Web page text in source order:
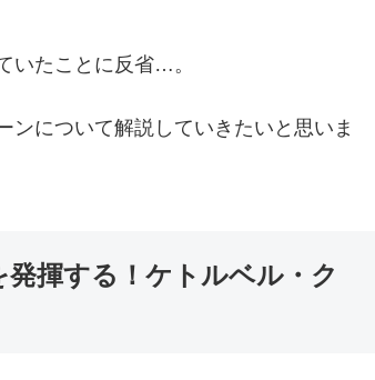
いたことに反省…。
ンについて解説していきたいと思いま
揮する！ケトルベル・ク